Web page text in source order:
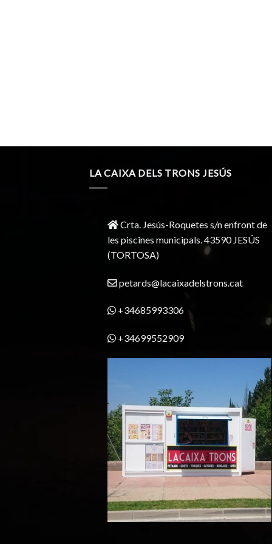
LA CAIXA DELS TRONS JESÚS
Crta. Jesús-Roquetes s/n enfront de
les piscines municipals. 43590 JESÚS
(TORTOSA)
petards@lacaixadelstrons.cat
+34685993306
+34699552909